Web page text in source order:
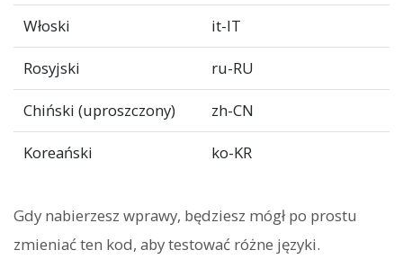
Włoski it-IT
Rosyjski ru-RU
Chiński (uproszczony) zh-CN
Koreański ko-KR
Gdy nabierzesz wprawy, będziesz mógł po prostu
zmieniać ten kod, aby testować różne języki.